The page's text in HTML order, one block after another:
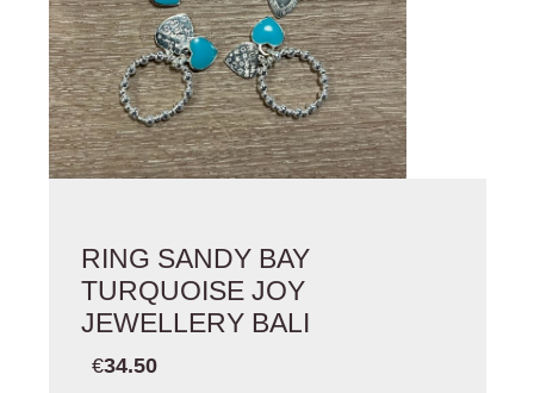
RING SANDY BAY
TURQUOISE JOY
JEWELLERY BALI
€34.50